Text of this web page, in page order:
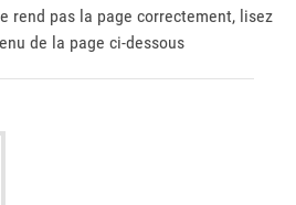
rend pas la page correctement, lisez
de la page ci-dessous